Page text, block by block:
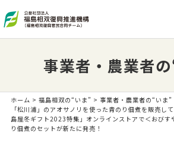
事業者・農業者
ホーム > 福島相双の“いま” > 事業者・農業者の“いま”
「松川浦」のアオサノリを使った青のり佃煮を販売し
島屋冬ギフト2023特集」オンラインストアで＜おびす
り佃煮のセットが新たに発売！